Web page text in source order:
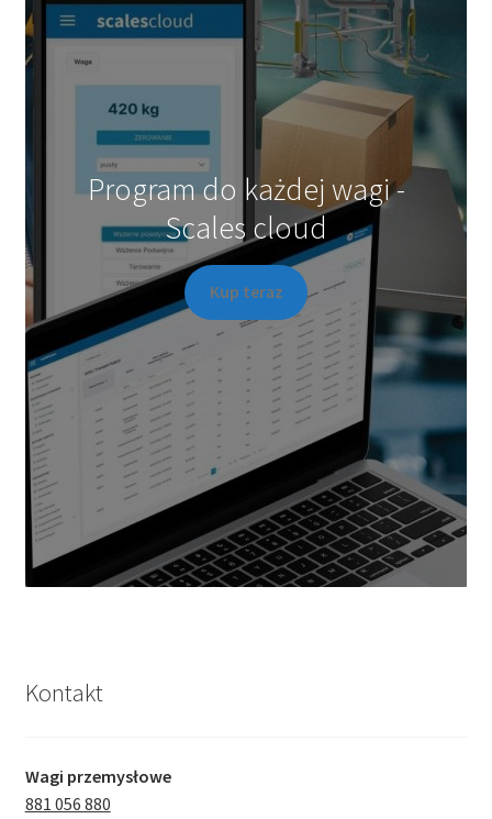
Program do każdej wagi -
Scales cloud
Kup teraz
Kontakt
Wagi przemysłowe
881 056 880